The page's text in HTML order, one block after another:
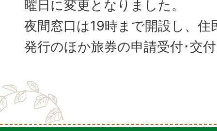
曜日に変更となりました。
夜間窓口は19時まで開設し、住
発行のほか旅券の申請受付･交